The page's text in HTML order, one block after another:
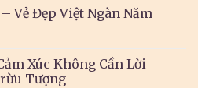
Vẻ Đẹp Việt Ngàn Năm
Xúc Không Cần Lời
Tượng